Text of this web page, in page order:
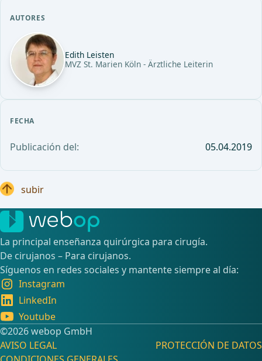
AUTORES
Edith Leisten
MVZ St. Marien Köln - Ärztliche Leiterin
FECHA
Publicación del: 05.04.2019
subir
La principal enseñanza quirúrgica para cirugía.
De cirujanos – Para cirujanos.
Síguenos en redes sociales y mantente siempre al día:
Instagram
LinkedIn
Youtube
©️2026 webop GmbH
AVISO LEGAL
PROTECCIÓN DE DATOS